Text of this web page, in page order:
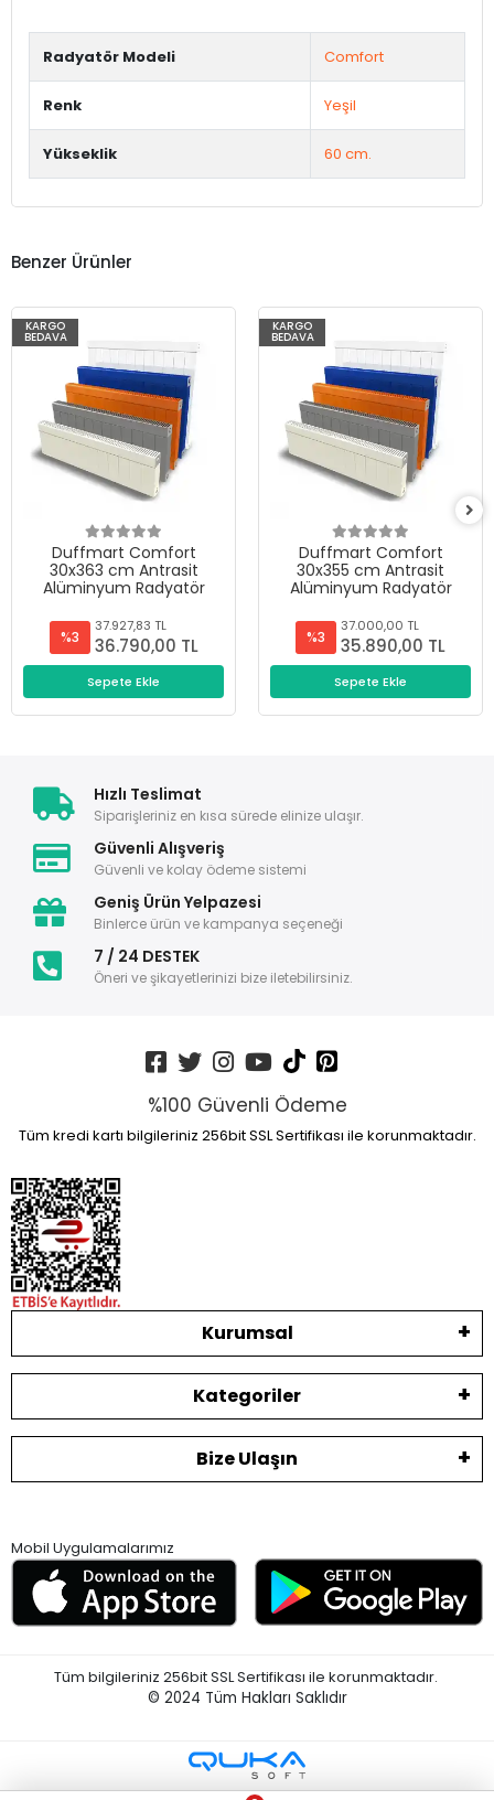
Radyatör Modeli Comfort
Renk Yeşil
Yükseklik 60 cm.
Benzer Ürünler
KARGO
BEDAVA
Duffmart Comfort
30x363 cm Antrasit
Alüminyum Radyatör
%3
37.927,83 TL
36.790,00 TL
Sepete Ekle
KARGO
BEDAVA
Duffmart Comfort
30x355 cm Antrasit
Alüminyum Radyatör
%3
37.000,00 TL
35.890,00 TL
Sepete Ekle
Hızlı Teslimat
Siparişleriniz en kısa sürede elinize ulaşır.
Güvenli Alışveriş
Güvenli ve kolay ödeme sistemi
Geniş Ürün Yelpazesi
Binlerce ürün ve kampanya seçeneği
7 / 24 DESTEK
Öneri ve şikayetlerinizi bize iletebilirsiniz.
%100 Güvenli Ödeme
Tüm kredi kartı bilgileriniz 256bit SSL Sertifikası ile korunmaktadır.
Kurumsal
Kategoriler
Bize Ulaşın
Mobil Uygulamalarımız
Tüm bilgileriniz 256bit SSL Sertifikası ile korunmaktadır.
© 2024 Tüm Hakları Saklıdır